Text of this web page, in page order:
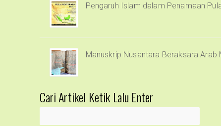
Pengaruh Islam dalam Penamaan
Manuskrip Nusantara Beraksara
Cari Artikel Ketik Lalu Enter